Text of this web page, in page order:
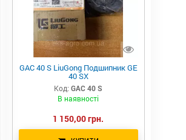
GAC 40 S LiuGong Подшипник GE
40 SX
Код: GAC 40 S
В наявності
1 150,00 грн.